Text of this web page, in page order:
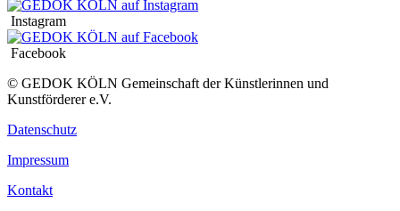
Instagram
Facebook
© GEDOK KÖLN Gemeinschaft der Künstlerinnen und
Kunstförderer e.V.
Datenschutz
Impressum
Kontakt